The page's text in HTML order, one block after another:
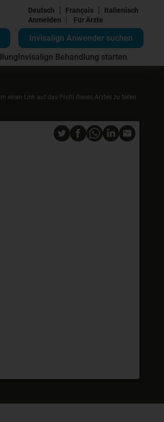
Deutsch Français
Italienisch
Anmelden
Für Ärzte
Invisalign Anwender suchen
Invisalign Behandlung starten
einen Link auf das Profil dieses Arztes zu teilen